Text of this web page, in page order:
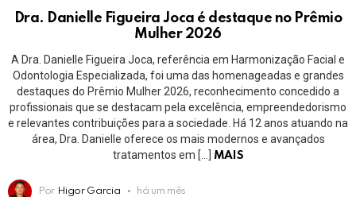
Dra. Danielle Figueira Joca é destaque no Prêmio
Mulher 2026
A Dra. Danielle Figueira Joca, referência em Harmonização Facial e
Odontologia Especializada, foi uma das homenageadas e grandes
destaques do Prêmio Mulher 2026, reconhecimento concedido a
profissionais que se destacam pela excelência, empreendedorismo
e relevantes contribuições para a sociedade. Há 12 anos atuando na
área, Dra. Danielle oferece os mais modernos e avançados
tratamentos em […]
MAIS
Por Higor Garcia há um mês